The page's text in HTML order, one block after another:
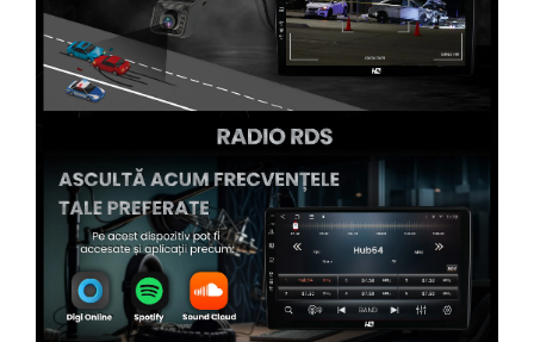
Conectică Renault
Conectică Kia
Conectică Mitsubishi
Conectică Seat
Conectică Porsche